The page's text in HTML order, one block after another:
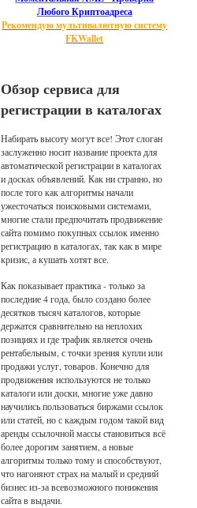
Любого Криптоадреса
Рекомендую мультивалютную систему
FKWallet
Обзор сервиса для
регистрации в каталогах
Набирать высоту могут все! Этот слоган
заслуженно носит название проекта для
автоматической регистрации в каталогах
и досках объявлений. Как ни странно, но
после того как алгоритмы начали
ужесточаться поисковыми системами,
многие стали предпочитать продвижение
сайта помимо покупных ссылок именно
регистрацию в каталогах, так как в мире
кризис, а кушать хотят все.
Как показывает практика - только за
последние 4 года, было создано более
десятков тысяч каталогов, которые
держатся сравнительно на неплохих
позициях и где трафик является очень
рентабельным, с точки зрения купли или
продажи услуг, товаров. Конечно для
продвижения используются не только
каталоги или доски, многие уже давно
научились пользоваться биржами ссылок
или статей, но с каждым годом такой вид
аренды ссылочной массы становиться всё
более дорогим занятием, а новые
алгоритмы только тому и способствуют,
что нагоняют страх на малый и средний
бизнес из-за всевозможного понижения
сайта в выдачи.